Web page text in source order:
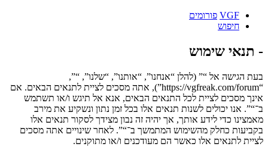
VGF פורומים
חיפוש
- תנאי שימוש
בעת הגישה אל “” (להלן “אנחנו”, “אותנו”, “שלנו”, “”,
“https://vgfreak.com/forum”), אתה מסכים לציית לתנאים הבאים. אם
אינך מסכים לציית לכל התנאים הבאים, אנא אל תיגש ו/או תשתמש
ב־“”. אנו יכולים לשנות תנאים אלו בכל זמן נתון ונשקיע את מירב
מאמצינו כדי לידע אותך, אך יהיה זה נבון מצידך לסקור תנאים אלו
בקביעות כחלק מהשימוש המתמשך ב־“”. לאחר שינויים אתה מסכים
לציית לתנאים אלו כאשר הם מעודכנים ו/או מתוקנים.